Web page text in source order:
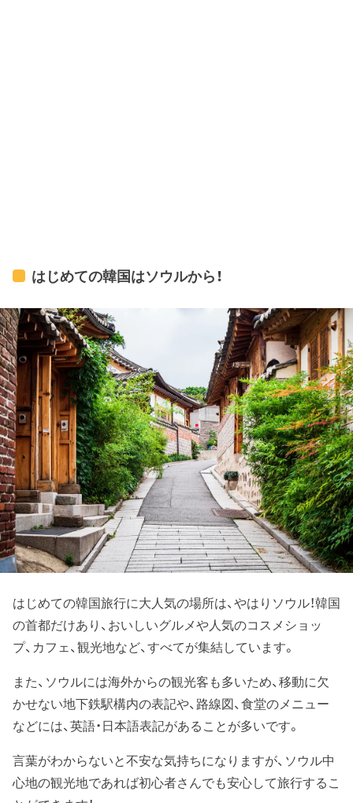
はじめての韓国はソウルから！
はじめての韓国旅行に大人気の場所は、やはりソウル！韓国
の首都だけあり、おいしいグルメや人気のコスメショッ
プ、カフェ、観光地など、すべてが集結しています。
また、ソウルには海外からの観光客も多いため、移動に欠
かせない地下鉄駅構内の表記や、路線図、食堂のメニュー
などには、英語・日本語表記があることが多いです。
言葉がわからないと不安な気持ちになりますが、ソウル中
心地の観光地であれば初心者さんでも安心して旅行するこ